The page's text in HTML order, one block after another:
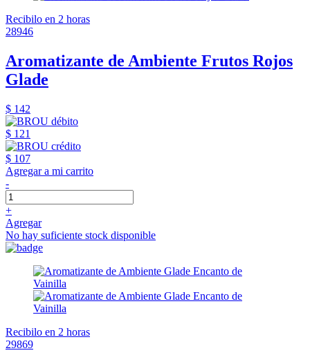
Recibilo en 2 horas
28946
Aromatizante de Ambiente Frutos Rojos
Glade
$ 142
$ 121
$ 107
Agregar a mi carrito
-
+
Agregar
No hay suficiente stock disponible
Recibilo en 2 horas
29869